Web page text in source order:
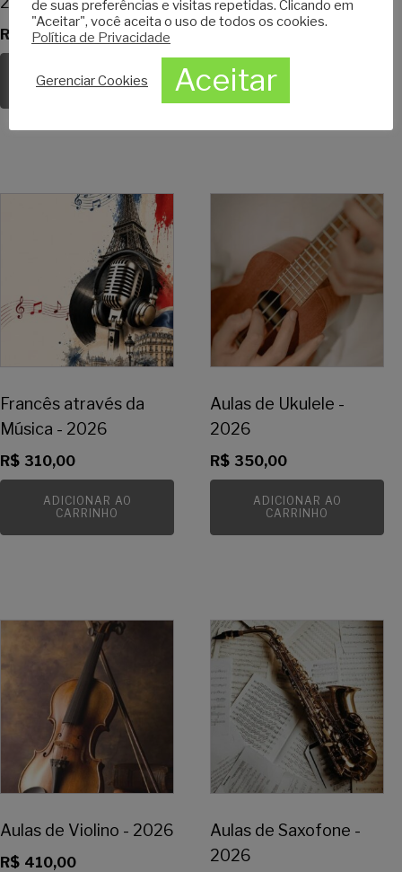
R$ 310,00
ADICIONAR AO
CARRINHO
ADICIONAR AO
Francês através da
Música - 2026
R$ 310,00
ADICIONAR AO
CARRINHO
Aulas de Ukulele -
2026
R$ 350,00
ADICIONAR AO
CARRINHO
Aulas de Violino - 2026
R$ 410,00
Aulas de Saxofone -
2026
de suas preferências e visitas repetidas. Clicando em
"Aceitar", você aceita o uso de todos os cookies.
Política de Privacidade
Gerenciar Cookies Aceitar